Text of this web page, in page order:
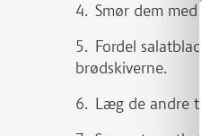
Smør dem med
Fordel
brødskiverne.
Læg de andre